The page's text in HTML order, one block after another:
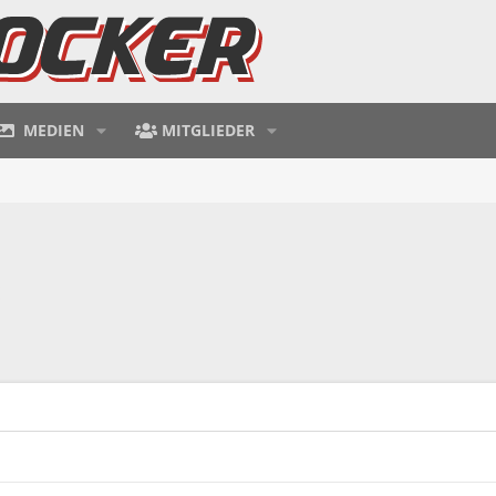
MEDIEN MITGLIEDER